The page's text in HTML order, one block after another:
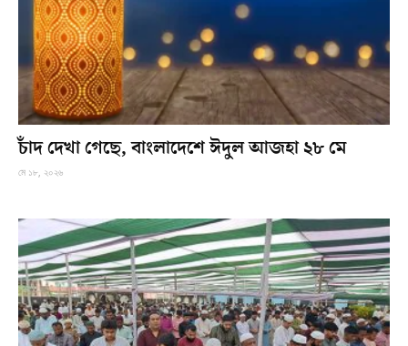
চাঁদ দেখা গেছে, বাংলাদেশে ঈদুল আজহা ২৮ মে
মে ১৮, ২০২৬